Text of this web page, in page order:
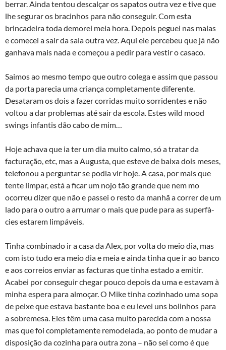
berrar. Ainda tentou descalçar os sapatos outra vez e tive que
lhe segurar os bracinhos para não conseguir. Com esta
brincadeira toda demorei meia hora. Depois peguei nas malas
e comecei a sair da sala outra vez. Aqui ele percebeu que já não
ganhava mais nada e começou a pedir para vestir o casaco.
Saimos ao mesmo tempo que outro colega e assim que passou
da porta parecia uma criança completamente diferente.
Desataram os dois a fazer corridas muito sorridentes e não
voltou a dar problemas até sair da escola. Estes wild mood
swings infantis dão cabo de mim…
Hoje achava que ia ter um dia muito calmo, só a tratar da
facturação, etc, mas a Augusta, que esteve de baixa dois meses,
telefonou a perguntar se podia vir hoje. A casa, por mais que
tente limpar, está a ficar um nojo tão grande que nem mo
ocorreu dizer que não e passei o resto da manhã a correr de um
lado para o outro a arrumar o mais que pude para as superfà­
cies estarem limpáveis.
Tinha combinado ir a casa da Alex, por volta do meio dia, mas
com isto tudo era meio dia e meia e ainda tinha que ir ao banco
e aos correios enviar as facturas que tinha estado a emitir.
Acabei por conseguir chegar pouco depois da uma e estavam à
minha espera para almoçar. O Mike tinha cozinhado uma sopa
de peixe que estava bastante boa e eu levei uns bolinhos para
a sobremesa. Eles têm uma casa muito parecida com a nossa
mas que foi completamente remodelada, ao ponto de mudar a
disposição da cozinha para outra zona – não sei como é que